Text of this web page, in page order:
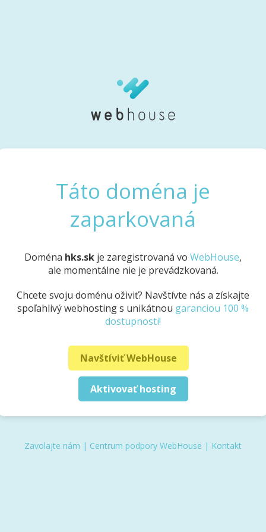
Táto doména je
zaparkovaná
Doména hks.sk je zaregistrovaná vo WebHouse,
ale momentálne nie je prevádzkovaná.
Chcete svoju doménu oživiť? Navštívte nás a získajte
spoľahlivý webhosting s unikátnou garanciou 100 %
dostupnosti!
Navštíviť WebHouse
Aktivovať hosting
Zavolajte nám | Centrum podpory WebHouse | Kontakt